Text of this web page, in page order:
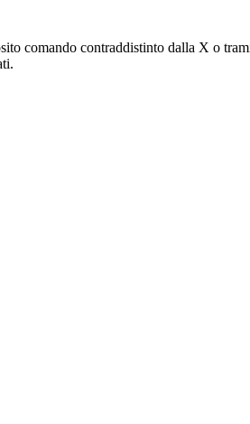
comando contraddistinto dalla X o